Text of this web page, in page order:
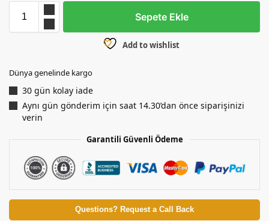
Sepete Ekle
Add to wishlist
Dünya genelinde kargo
30 gün kolay iade
Aynı gün gönderim için saat 14.30’dan önce siparişinizi
verin
Garantili Güvenli Ödeme
Questions? Request a Call Back